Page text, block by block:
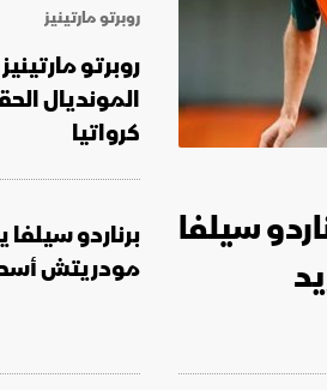
سيلفا
روبرتو مارتينيز
روبرتو
المونديال
كرواتيا
برناردو
مودريتش